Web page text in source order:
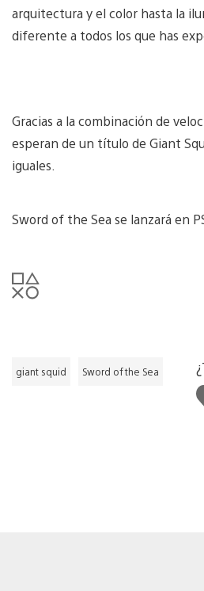
arquitectura y el color hasta la
diferente a todos los que has
Gracias a la combinación de
esperan de un título de Giant
iguales.
Sword of the Sea se lanzará en
giant squid Sword of the Sea